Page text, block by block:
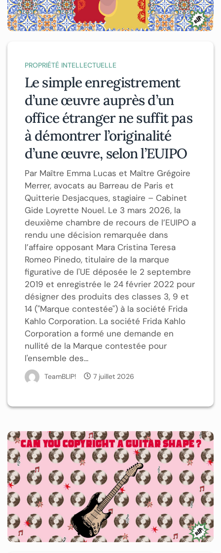
PROPRIÉTÉ INTELLECTUELLE
Le simple enregistrement
d’une œuvre auprès d’un
office étranger ne suffit pas
à démontrer l’originalité
d’une œuvre, selon l’EUIPO
Par Maître Emma Lucas et Maître Grégoire
Merrer, avocats au Barreau de Paris et
Quitterie Desjacques, stagiaire – Cabinet
Gide Loyrette Nouel. Le 3 mars 2026, la
deuxième chambre de recours de l’EUIPO a
rendu une décision remarquée dans
l’affaire opposant Mara Cristina Teresa
Romeo Pinedo, titulaire de la marque
figurative de l'UE déposée le 2 septembre
2019 et enregistrée le 24 février 2022 pour
désigner des produits des classes 3, 9 et
14 ("Marque contestée") à la société Frida
Kahlo Corporation. La société Frida Kahlo
Corporation a formé une demande en
nullité de la Marque contestée pour
l'ensemble des...
TeamBLIP! 7 juillet 2026